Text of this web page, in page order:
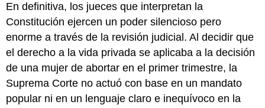
En definitiva, los jueces que interpretan la
Constitución ejercen un poder silencioso pero
enorme a través de la revisión judicial. Al decidir que
el derecho a la vida privada se aplicaba a la decisión
de una mujer de abortar en el primer trimestre, la
Suprema Corte no actuó con base en un mandato
popular ni en un lenguaje claro e inequívoco en la